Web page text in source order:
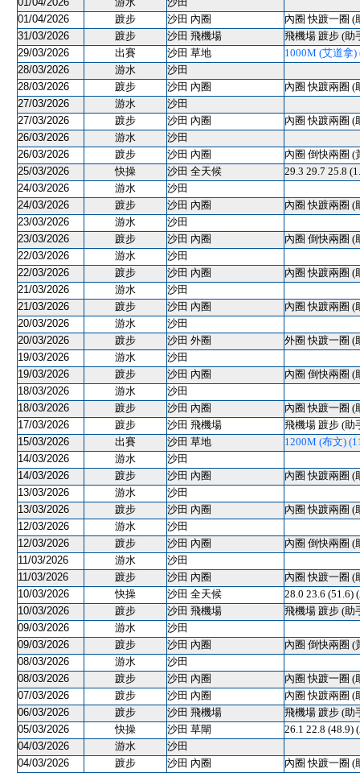
01/04/2026
踱步 沙田 內圈
內圈 快踱一圈 (
31/03/2026
踱步 沙田 飛機場
飛機場 踱步 (助
29/03/2026
出賽 沙田 草地
1000M (艾道拿)
28/03/2026
游水
沙田
28/03/2026
踱步 沙田 內圈
內圈 快踱兩圈 (
27/03/2026
游水
沙田
27/03/2026
踱步 沙田 內圈
內圈 快踱兩圈 (
26/03/2026
游水
沙田
26/03/2026
踱步 沙田 內圈
內圈 倒快兩圈 (
25/03/2026
快操 沙田 全天候
29.3 29.7 25.8
24/03/2026
游水
沙田
24/03/2026
踱步 沙田 內圈
內圈 快踱兩圈 (
23/03/2026
游水
沙田
23/03/2026
踱步 沙田 內圈
內圈 倒快兩圈 (
22/03/2026
游水
沙田
22/03/2026
踱步 沙田 內圈
內圈 快踱兩圈 (
21/03/2026
游水
沙田
21/03/2026
踱步 沙田 內圈
內圈 快踱兩圈 (
20/03/2026
游水
沙田
20/03/2026
踱步 沙田 外圈
外圈 快踱一圈 (
19/03/2026
游水
沙田
19/03/2026
踱步 沙田 內圈
內圈 倒快兩圈 (
18/03/2026
游水
沙田
18/03/2026
踱步 沙田 內圈
內圈 快踱一圈 (
17/03/2026
踱步 沙田 飛機場
飛機場 踱步 (助
15/03/2026
出賽 沙田 草地
1200M (布文)
14/03/2026
游水
沙田
14/03/2026
踱步 沙田 內圈
內圈 快踱兩圈 (
13/03/2026
游水
沙田
13/03/2026
踱步 沙田 內圈
內圈 快踱兩圈 (
12/03/2026
游水
沙田
12/03/2026
踱步 沙田 內圈
內圈 倒快兩圈 (
11/03/2026
游水
沙田
11/03/2026
踱步 沙田 內圈
內圈 快踱一圈 (
10/03/2026
快操 沙田 全天候
28.0 23.6 (51.6)
10/03/2026
踱步 沙田 飛機場
飛機場 踱步 (助
09/03/2026
游水
沙田
09/03/2026
踱步 沙田 內圈
內圈 倒快兩圈 (
08/03/2026
游水
沙田
08/03/2026
踱步 沙田 內圈
內圈 快踱一圈 (
07/03/2026
踱步 沙田 內圈
內圈 快踱兩圈 (
06/03/2026
踱步 沙田 飛機場
飛機場 踱步 (助
05/03/2026
快操 沙田 草閘
26.1 22.8 (48.9)
04/03/2026
游水
沙田
04/03/2026
踱步 沙田 內圈
內圈 快踱一圈 (